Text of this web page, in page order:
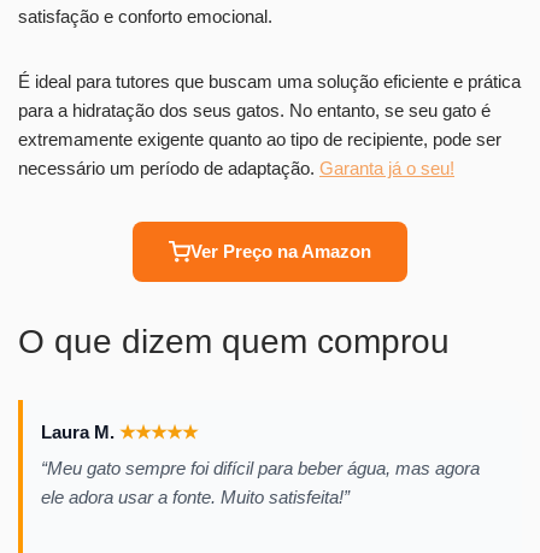
satisfação e conforto emocional.
É ideal para tutores que buscam uma solução eficiente e prática
para a hidratação dos seus gatos. No entanto, se seu gato é
extremamente exigente quanto ao tipo de recipiente, pode ser
necessário um período de adaptação. Garanta já o seu!
Ver Preço na Amazon
O que dizem quem comprou
Laura M. ★★★★★
“Meu gato sempre foi difícil para beber água, mas agora
ele adora usar a fonte. Muito satisfeita!”